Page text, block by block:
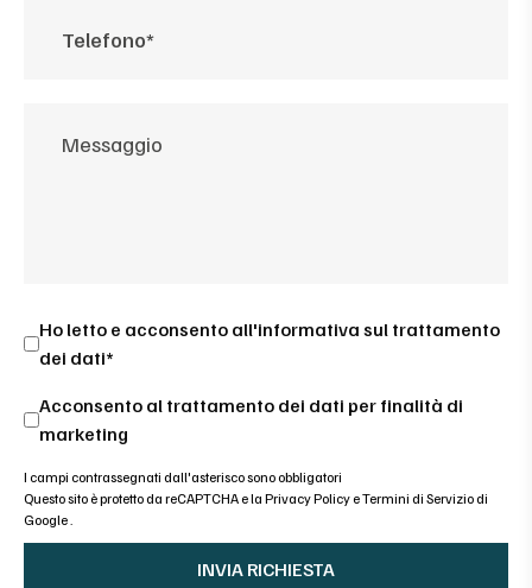
Ho letto e acconsento all'informativa sul trattamento
dei dati*
Acconsento al trattamento dei dati per finalità di
marketing
I campi contrassegnati dall'asterisco sono obbligatori
Questo sito è protetto da reCAPTCHA e la Privacy Policy eTermini di Servizio di
Google.